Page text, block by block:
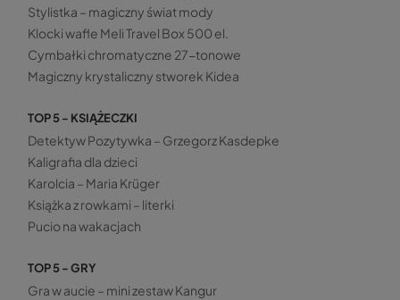
Stylistka – magiczny świat mody
Klocki wafle Meli Travel Box 500 el.
Cymbałki chromatyczne 27-tonowe
Magiczny krystaliczny stworek Kidea
TOP 5 - KSIĄŻECZKI
Detektyw Pozytywka – Grzegorz Kasdepke
Kaligrafia dla dzieci
Karolcia – Maria Krüger
Książka z rowkami – literki
Pucio na wakacjach
TOP 5 - GRY
Gra w aucie – mini zestaw Kangur